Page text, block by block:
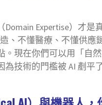
Expertise）才是
、不懂醫療、不懂供
現在你們可以用「自
技術的門檻被 AI 剷平